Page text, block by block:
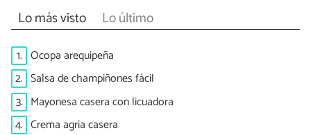
Lo más visto Lo último
1. Ocopa arequipeña
2. Salsa de champiñones fácil
3. Mayonesa casera con licuadora
4. Crema agria casera